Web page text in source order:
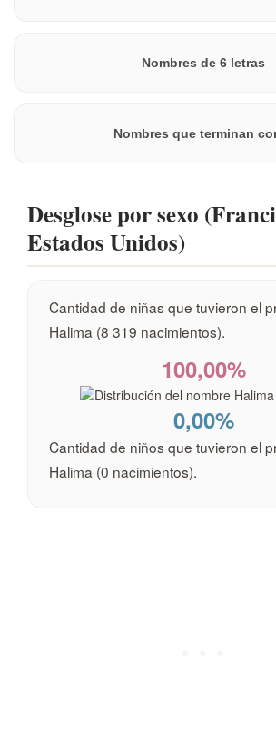
Nombres de 6 letras
Nombres que terminan
Desglose por sexo
Estados Unidos)
Cantidad de niñas que tuvieron el
Halima (8 319 nacimientos).
100,00%
0,00%
Cantidad de niños que tuvieron el
Halima (0 nacimientos).